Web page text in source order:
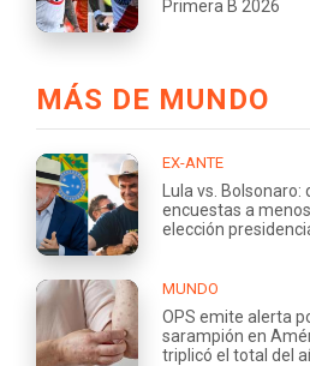
Primera B 2026
MÁS DE MUNDO
EX-ANTE
Lula vs. Bolsonaro:
encuestas a
elección
MUNDO
OPS emite alerta
sarampión en
triplicó el total del